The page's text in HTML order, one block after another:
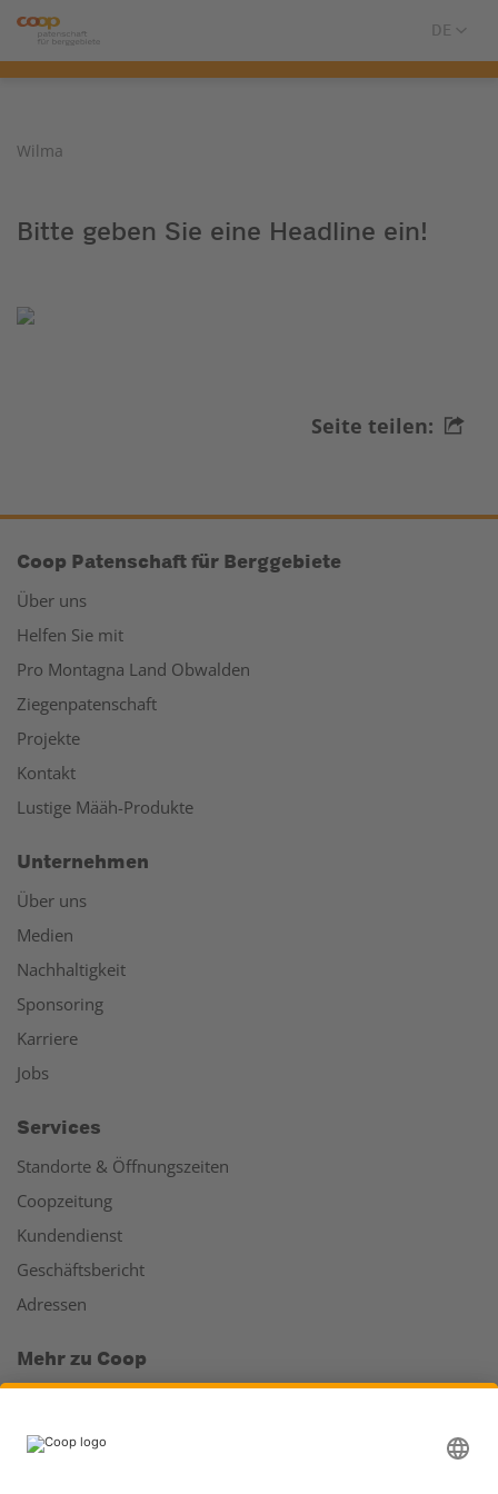
Wilma
Bitte geben Sie eine Headline ein!
Seite teilen:
Coop Patenschaft für Berggebiete
Über uns
Helfen Sie mit
Pro Montagna Land Obwalden
Ziegenpatenschaft
Projekte
Kontakt
Lustige Määh-Produkte
Unternehmen
Über uns
Medien
Nachhaltigkeit
Sponsoring
Karriere
Jobs
Services
Standorte & Öffnungszeiten
Coopzeitung
Kundendienst
Geschäftsbericht
Adressen
Mehr zu Coop
Läden & Services